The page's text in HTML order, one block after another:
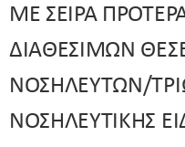
ΜΕ ΣΕΙΡΑ
ΔΙΑΘΕΣΙΜΩΝ
ΝΟΣΗΛΕΥΤΩΝ/
ΝΟΣΗΛΕΥΤΙΚΗΣ